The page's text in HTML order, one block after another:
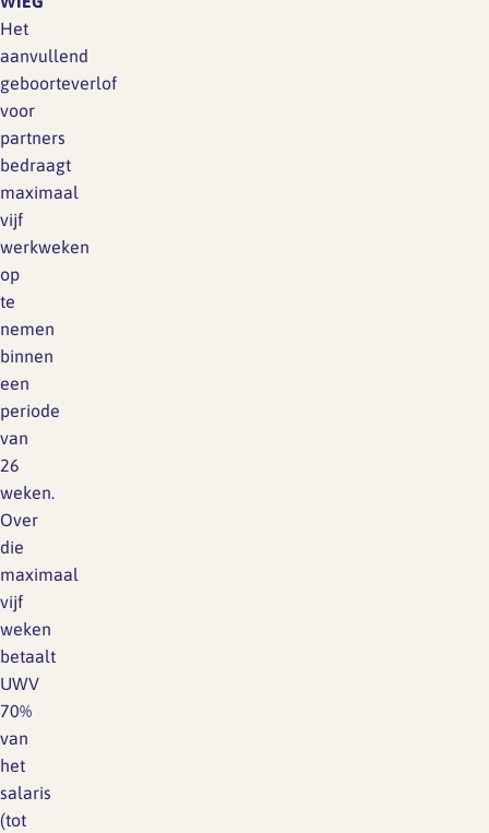
Het
aanvullend
geboorteverlof
voor
partners
bedraagt
maximaal
vijf
werkweken
op
te
nemen
binnen
een
periode
van
26
weken.
Over
die
maximaal
vijf
weken
betaalt
UWV
70%
van
het
salaris
(tot